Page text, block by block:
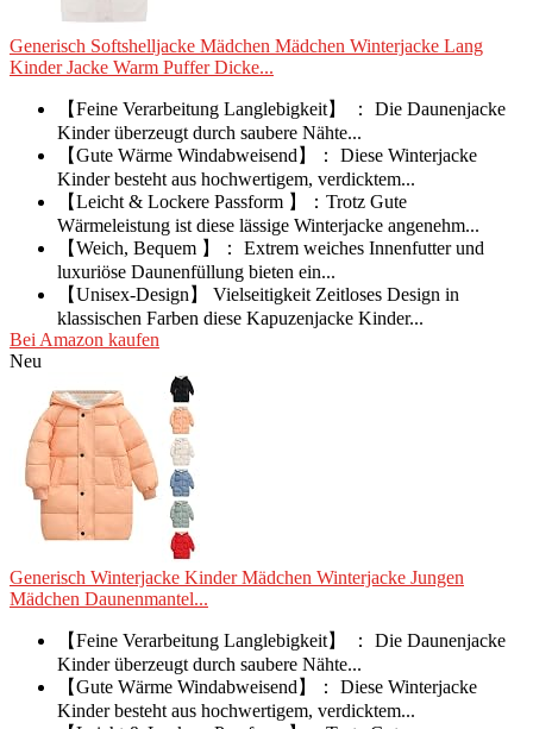
Generisch Softshelljacke Mädchen Mädchen Winterjacke Lang
Kinder Jacke Warm Puffer Dicke...
【Feine Verarbeitung Langlebigkeit】 ： Die Daunenjacke
Kinder überzeugt durch saubere Nähte...
【Gute Wärme Windabweisend】： Diese Winterjacke
Kinder besteht aus hochwertigem, verdicktem...
【Leicht & Lockere Passform 】：Trotz Gute
Wärmeleistung ist diese lässige Winterjacke angenehm...
【Weich, Bequem 】： Extrem weiches Innenfutter und
luxuriöse Daunenfüllung bieten ein...
【Unisex-Design】 Vielseitigkeit Zeitloses Design in
klassischen Farben diese Kapuzenjacke Kinder...
Bei Amazon kaufen
Neu
Generisch Winterjacke Kinder Mädchen Winterjacke Jungen
Mädchen Daunenmantel...
【Feine Verarbeitung Langlebigkeit】 ： Die Daunenjacke
Kinder überzeugt durch saubere Nähte...
【Gute Wärme Windabweisend】： Diese Winterjacke
Kinder besteht aus hochwertigem, verdicktem...